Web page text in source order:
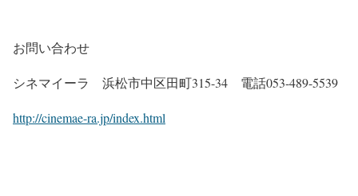
お問い合わせ
シネマイーラ 浜松市中区田町315-34 電話053-489-5539
http://cinemae-ra.jp/index.html